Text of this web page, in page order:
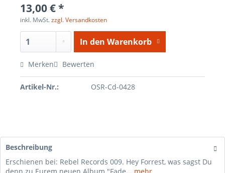
13,00 € *
inkl. MwSt.zzgl. Versandkosten
In den Warenkorb
Merken Bewerten
Artikel-Nr.: OSR-Cd-0428
Beschreibung
Erschienen bei: Rebel Records 009. Hey Forrest, was sagst Du